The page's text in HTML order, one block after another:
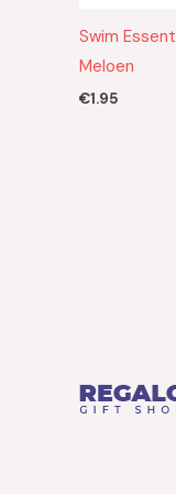
Swim
Meloen
€1.95